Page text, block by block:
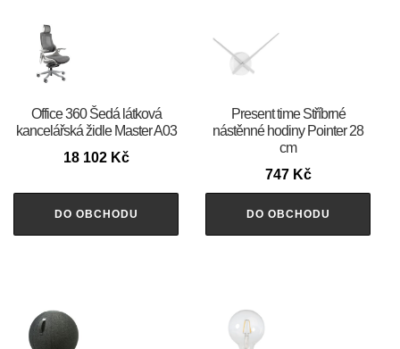
Office 360 Šedá látková
kancelářská židle Master A03
18 102 Kč
DO OBCHODU
Present time Stříbrné
nástěnné hodiny Pointer 28
cm
747 Kč
DO OBCHODU